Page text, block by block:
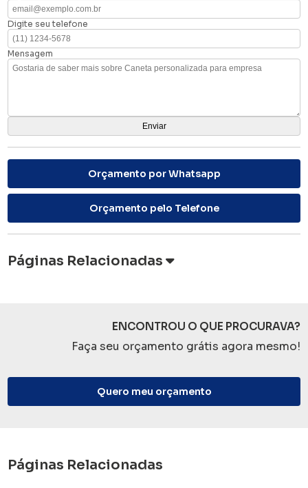
Digite seu telefone
Mensagem
Orçamento por Whatsapp
Orçamento pelo Telefone
Páginas Relacionadas
ENCONTROU O QUE PROCURAVA?
Faça seu orçamento grátis agora mesmo!
Quero meu orçamento
Páginas Relacionadas